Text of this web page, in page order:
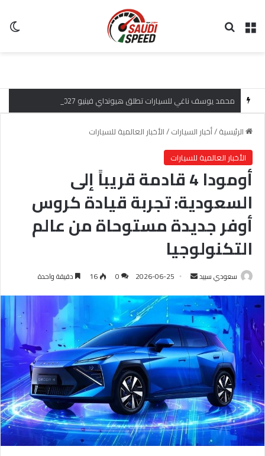
القائمة
الرئيسية/أخبار السيارات/الأخبار العالمية للسيارات
الأخبار العالمية للسيارات
أومودا 4 قادمة قريباً إلى
السعودية: تجربة قيادة كروس
أوفر جديدة مستوحاة من عالم
التكنولوجيا
سعودي سبيد
س
ل
ب
ر
ي
د
ا
إ
ل
ك
ت
2026-06-25
0
16 دقيقة واحدة